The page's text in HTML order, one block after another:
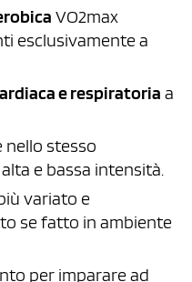
VO2max
esclusivamente a
e respiratoria a
nello stesso
e bassa intensità.
variato e
se fatto in ambiente
per imparare ad